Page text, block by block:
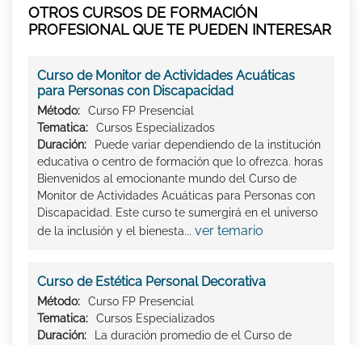
OTROS CURSOS DE FORMACIÓN
PROFESIONAL QUE TE PUEDEN INTERESAR
Curso de Monitor de Actividades Acuáticas
para Personas con Discapacidad
Método:
Curso FP Presencial
Tematica:
Cursos Especializados
Duración:
Puede variar dependiendo de la institución
educativa o centro de formación que lo ofrezca. horas
Bienvenidos al emocionante mundo del Curso de
Monitor de Actividades Acuáticas para Personas con
Discapacidad. Este curso te sumergirá en el universo
de la inclusión y el bienesta... ver temario
Curso de Estética Personal Decorativa
Método:
Curso FP Presencial
Tematica:
Cursos Especializados
Duración:
La duración promedio de el Curso de